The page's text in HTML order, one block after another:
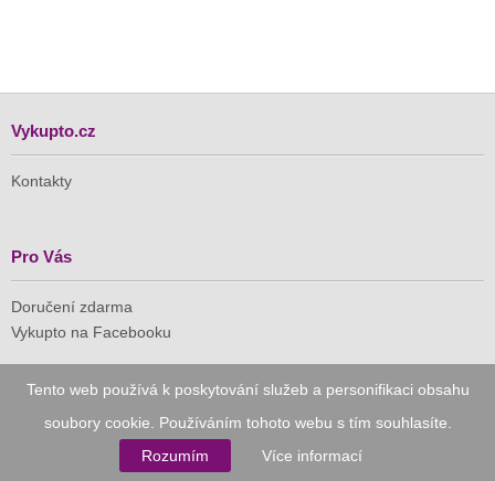
Tento web používá k poskytování služeb a personifikaci obsahu
soubory cookie. Používáním tohoto webu s tím souhlasíte.
Rozumím
Více informací
Vykupto.cz
Kontakty
Pro Vás
Doručení zdarma
Vykupto na Facebooku
Důvěryhodný nákup
Naše společnost je členem Asociace pro elektronickou
komerci (APEK)